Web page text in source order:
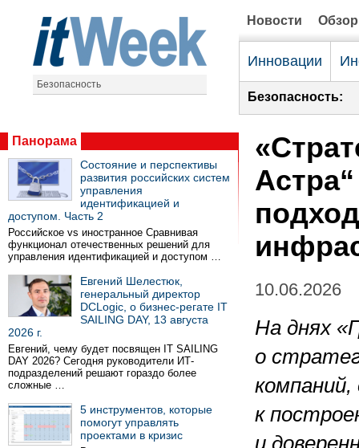
Безопасность
Новости
Инновации
Безопасность:
Панорама
Состояние и перспективы
развития российских систем
управления
идентификацией и
доступом. Часть 2
Российское vs иностранное Сравнивая
функционал отечественных решений для
управления идентификацией и доступом …
Евгений Шелестюк,
генеральный директор
DCLogic, о бизнес-регате IT
SAILING DAY, 13 августа
2026 г.
Евгений, чему будет посвящен IT SAILING
DAY 2026? Сегодня руководители ИТ-
подразделений решают гораздо более
сложные …
5 инструментов, которые
помогут управлять
проектами в кризис
10.06.2026
На днях
о
компаний,
к
и